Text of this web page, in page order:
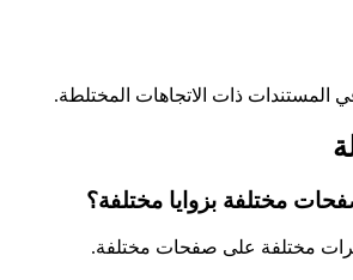
المستندات ذات الاتجاهات المختلطة.
مختلفة بزوايا مختلفة؟
مختلفة على صفحات مختلفة.